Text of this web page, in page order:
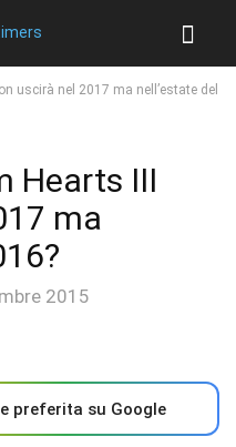
uscirà nel 2017 ma nell’estate del
Hearts III
ma
2015
preferita su Google